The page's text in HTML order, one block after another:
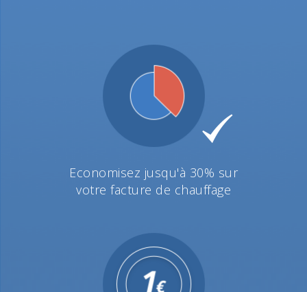
Economisez jusqu'à 30% sur
votre facture de chauffage